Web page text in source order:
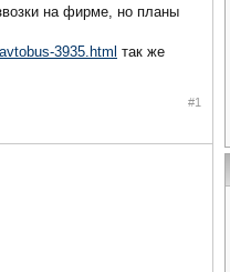
на фирме, но планы
3935.html так же
#1